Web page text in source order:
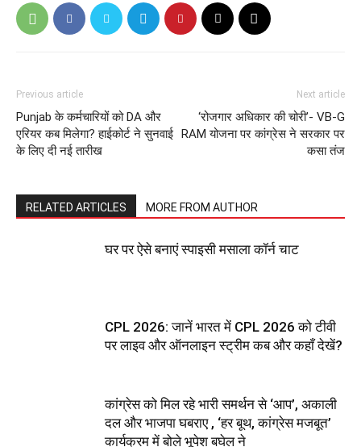
Previous article
Punjab के कर्मचारियों को DA और
एरियर कब मिलेगा? हाईकोर्ट ने सुनवाई
के लिए दी नई तारीख
Next article
‘रोजगार अधिकार की चोरी’- VB-G
RAM योजना पर कांग्रेस ने सरकार पर
कसा तंज
RELATED ARTICLES MORE FROM AUTHOR
घर पर ऐसे बनाएं स्पाइसी मसाला कॉर्न चाट
CPL 2026: जानें भारत में CPL 2026 को टीवी
पर लाइव और ऑनलाइन स्ट्रीम कब और कहाँ देखें?
कांग्रेस को मिल रहे भारी समर्थन से ‘आप’, अकाली
दल और भाजपा घबराए , ‘हर बूथ, कांग्रेस मजबूत’
कार्यक्रम में बोले भूपेश बघेल ने